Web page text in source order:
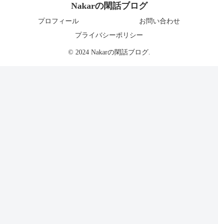
Nakarの閑話ブログ
プロフィール
お問い合わせ
プライバシーポリシー
© 2024 Nakarの閑話ブログ.